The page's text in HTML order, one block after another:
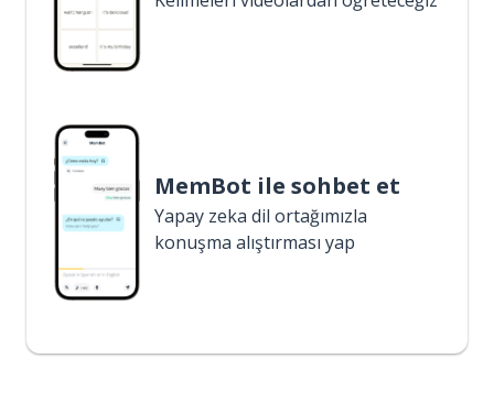
MemBot ile sohbet et
Yapay zeka dil ortağımızla
konuşma alıştırması yap